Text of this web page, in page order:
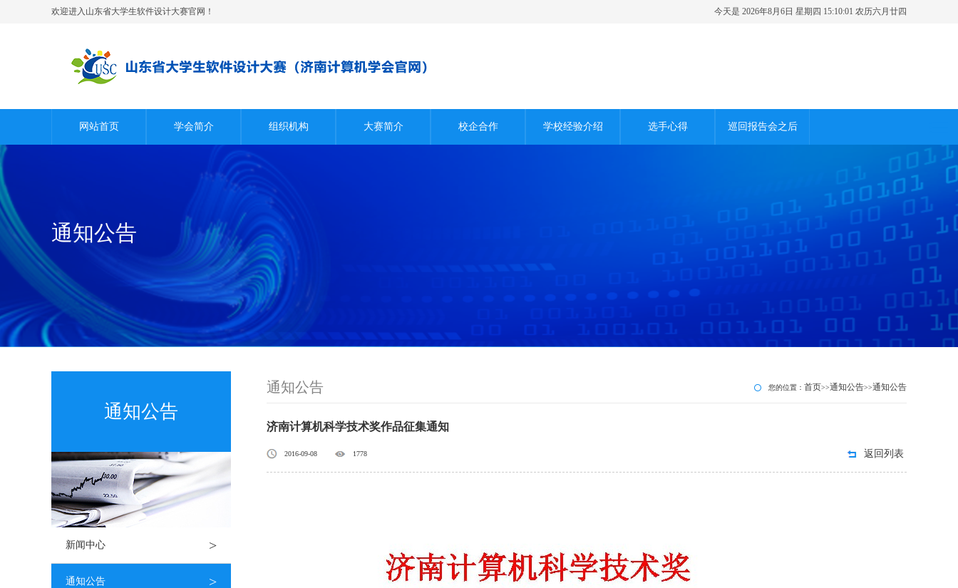
欢迎进入山东省大学生软件设计大赛官网！ 今天是 2026年8月6日 星期四 15:10:02 农历六月廿四
网站首页 学会简介 组织机构 大赛简介 校企合作 学校经验介绍 选手心得 巡回报告会之后
通知公告
通知公告
新闻中心 >
通知公告 >
通知公告 您的位置： 首页>>通知公告>>通知公告
济南计算机科学技术奖作品征集通知
2016-09-08 1778 返回列表